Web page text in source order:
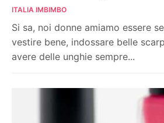
ITALIA IMBIMBO
Si sa, noi donne amiamo essere
vestire bene, indossare belle
avere delle unghie sempre...